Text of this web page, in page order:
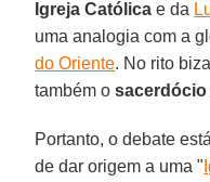
Igreja Católica e da
uma analogia com a
do Oriente. No rito
também o
Portanto, o debate
de dar origem a uma "